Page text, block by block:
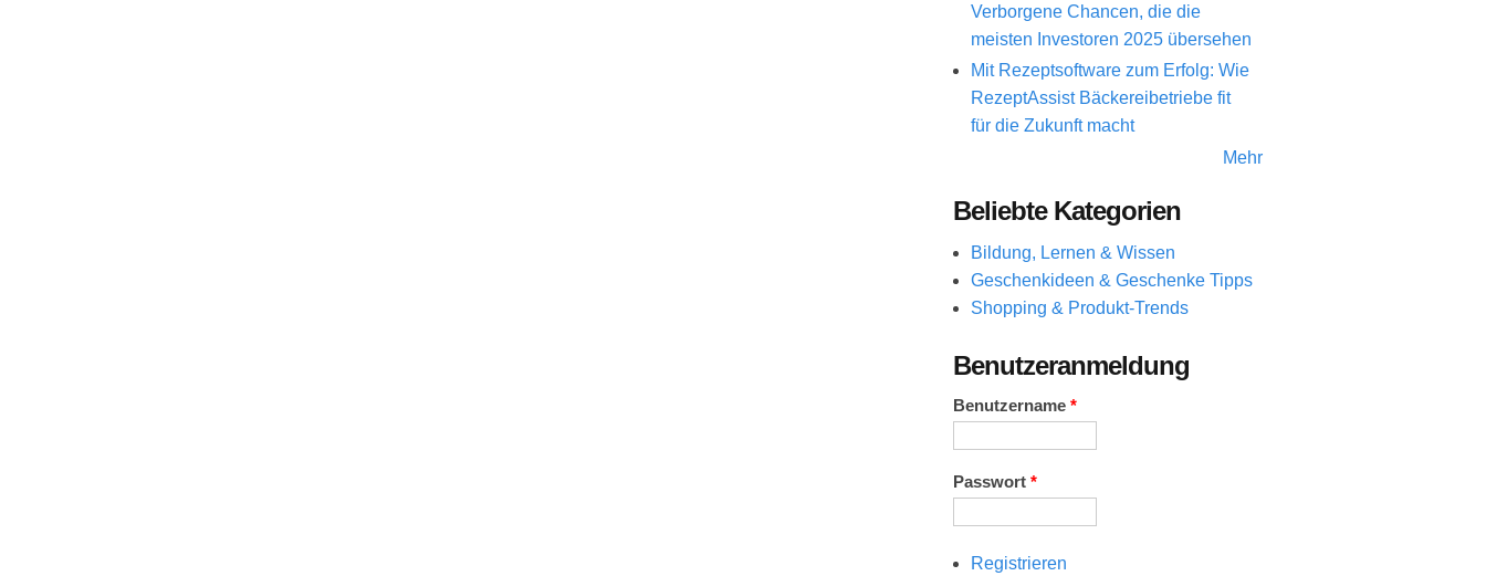
Verborgene Chancen, die die
meisten Investoren 2025 übersehen
Mit Rezeptsoftware zum Erfolg: Wie
RezeptAssist Bäckereibetriebe fit
für die Zukunft macht
Mehr
Beliebte Kategorien
Bildung, Lernen & Wissen
Geschenkideen & Geschenke Tipps
Shopping & Produkt-Trends
Benutzeranmeldung
Benutzername *
Passwort *
Registrieren